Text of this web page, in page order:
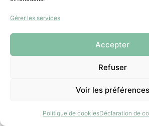
Gérer les services
Accepter
Refuser
Voir les préférences
Politique de cookiesDéclaration de